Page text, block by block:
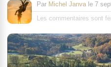
Par Michel Janva le 7
Les commentaires sont